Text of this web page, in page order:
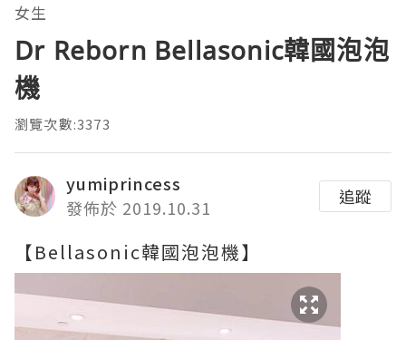
女生
Dr Reborn Bellasonic韓國泡泡
機
瀏覽次數:3373
yumiprincess
發佈於 2019.10.31
追蹤
【Bellasonic韓國泡泡機】